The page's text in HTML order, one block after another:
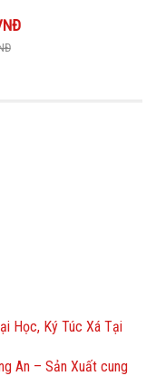
Học, Ký Túc Xá Tại
An – Sản Xuất cung